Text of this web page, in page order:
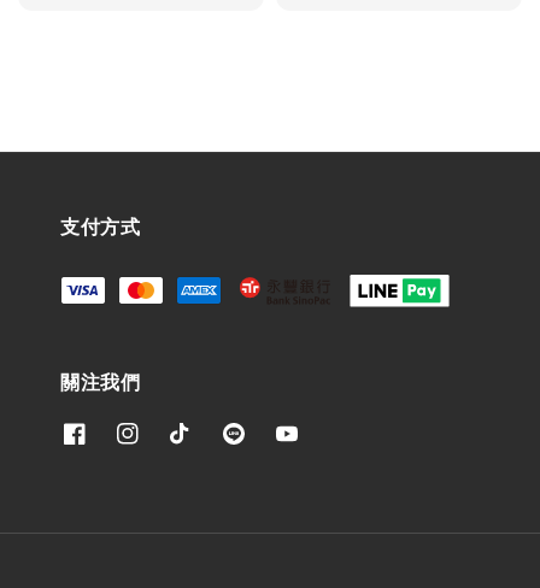
支付方式
關注我們